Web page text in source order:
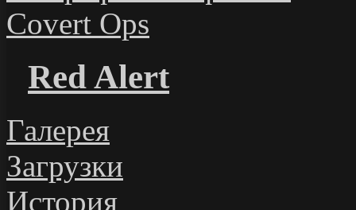
Covert Ops
Red Alert
Галерея
Загрузки
История